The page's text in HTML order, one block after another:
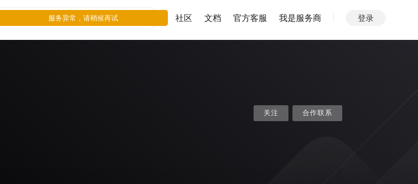
社区 文档 官方客服 我是服务商 登录
关注 合作联系
服务异常，请稍候再试